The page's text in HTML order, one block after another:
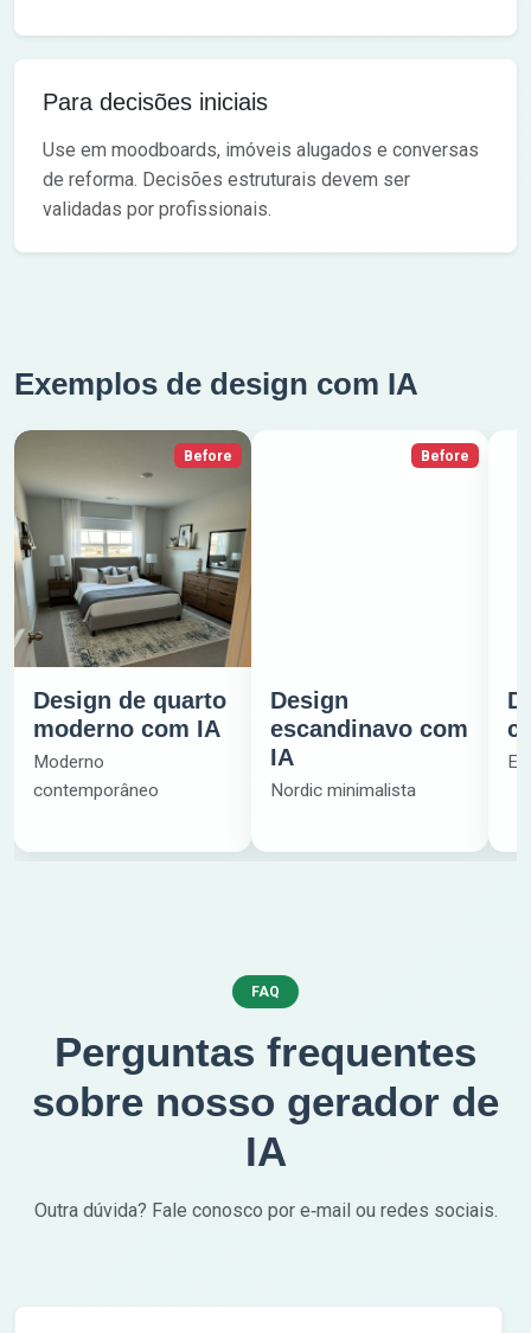
Para decisões iniciais
Use em moodboards, imóveis alugados e conversas
de reforma. Decisões estruturais devem ser
validadas por profissionais.
Exemplos de design com IA
Before
Design de quarto
moderno com IA
Moderno
contemporâneo
Before
Design
escandinavo com
IA
Nordic minimalista
FAQ
Perguntas frequentes
sobre nosso gerador de
IA
Outra dúvida? Fale conosco por e‑mail ou redes sociais.